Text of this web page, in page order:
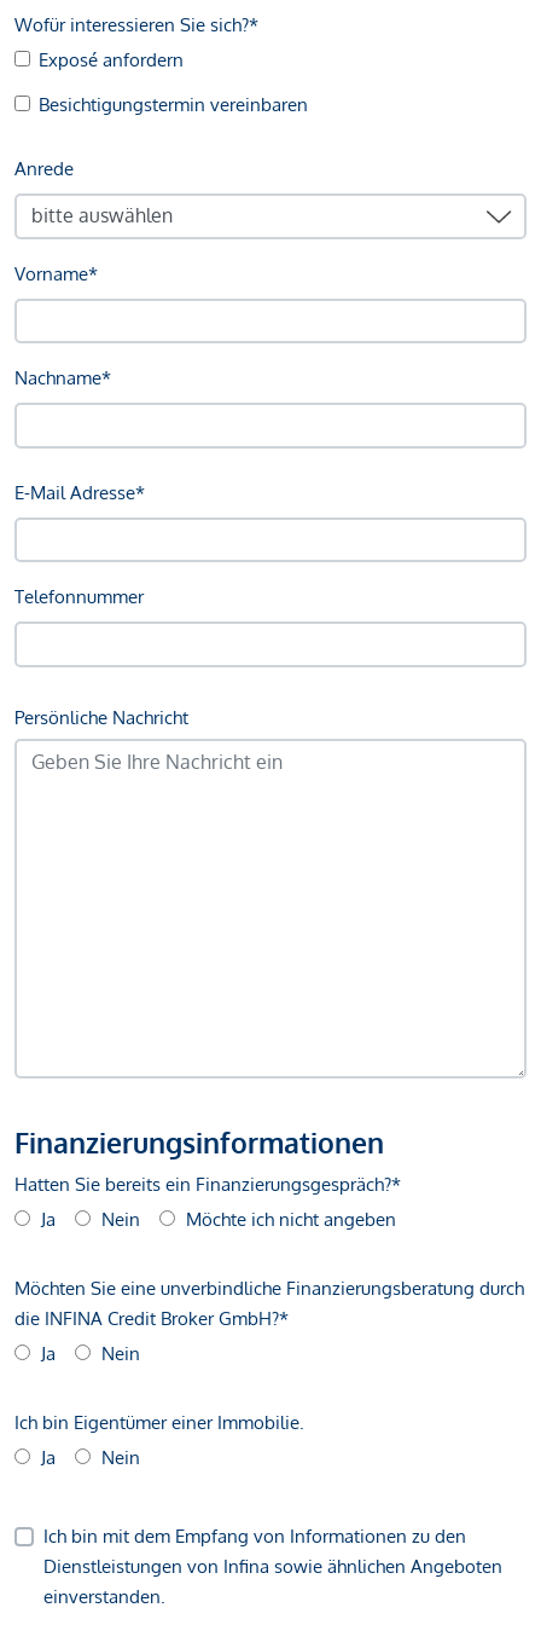
Wofür interessieren Sie sich?*
Exposé anfordern
Besichtigungstermin vereinbaren
Anrede
Vorname*
Nachname*
E-Mail Adresse*
Telefonnummer
Persönliche Nachricht
Finanzierungsinformationen
Hatten Sie bereits ein Finanzierungsgespräch?*
Ja
Nein Möchte ich nicht angeben
Möchten Sie eine unverbindliche Finanzierungsberatung durch
die INFINA Credit Broker GmbH?*
Ja
Nein
Ich bin Eigentümer einer Immobilie.
Ja
Nein
Ich bin mit dem Empfang von Informationen zu den
Dienstleistungen von Infina sowie ähnlichen Angeboten
einverstanden.